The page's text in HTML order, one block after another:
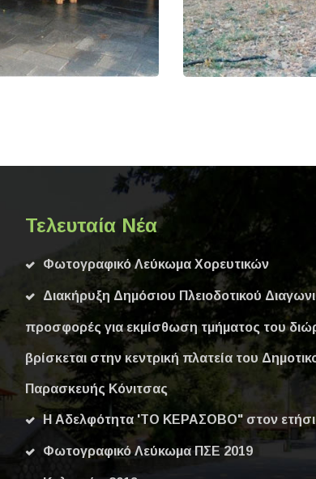
Τελευταία Νέα
Φωτογραφικό Λεύκωμα Χορευτικών
Διακήρυξη Δημόσιου Πλειοδοτικού
προσφορές για εκμίσθωση τμήματος του
βρίσκεται στην κεντρική πλατεία του
Παρασκευής Κόνιτσας
Η Αδελφότητα 'ΤΟ ΚΕΡΑΣΟΒΟ" στον
Φωτογραφικό Λεύκωμα ΠΣΕ 2019